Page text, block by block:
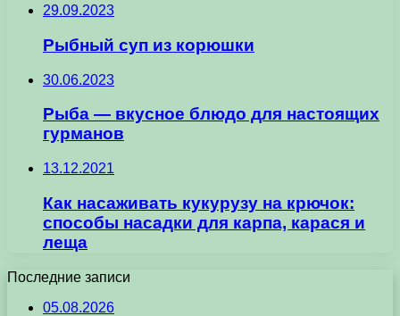
29.09.2023
Рыбный суп из корюшки
30.06.2023
Рыба — вкусное блюдо для настоящих
гурманов
13.12.2021
Как насаживать кукурузу на крючок:
способы насадки для карпа, карася и
леща
Последние записи
05.08.2026